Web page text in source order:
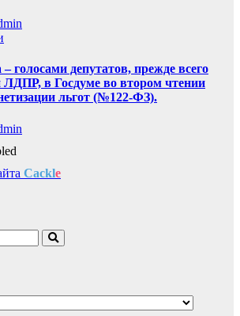
– голосами депутатов, прежде всего
ЛДПР, в Госдуме во втором чтении
льгот (№122-ФЗ).
Cackle